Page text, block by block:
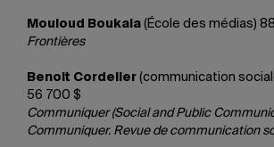
Mouloud Boukala (École des médias)
Frontières
Benoit Cordelier (communication
56 700 $
Communiquer (Social and Public
Communiquer. Revue de communication